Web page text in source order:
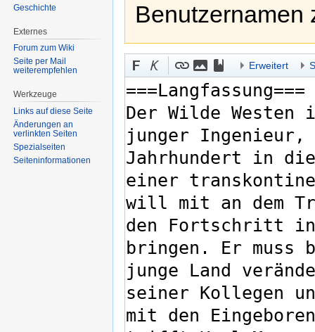
Benutzernamen
Erweitert
Geschichte
Externes
Forum zum Wiki
Seite per Mail
weiterempfehlen
Werkzeuge
Links auf diese Seite
Änderungen an
verlinkten Seiten
Spezialseiten
Seiten­informationen